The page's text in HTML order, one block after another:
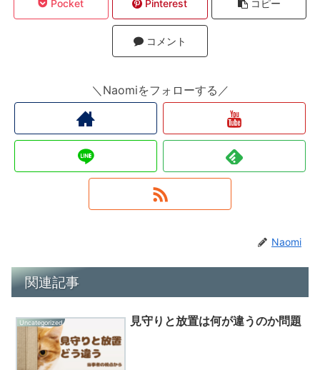
Pocket Pinterest コピー
コメント
＼Naomiをフォローする／
Naomi
関連記事
Uncategorized 見守りと放置は何が違うのか問題